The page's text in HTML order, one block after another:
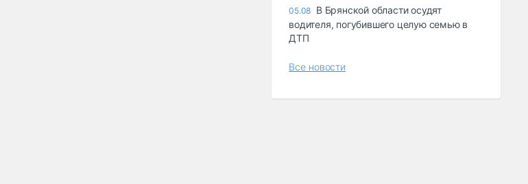
05.08 В Брянской области осудят
водителя, погубившего целую семью в
ДТП
Все новости